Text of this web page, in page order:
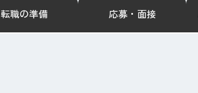
転職の準備 応募・面接